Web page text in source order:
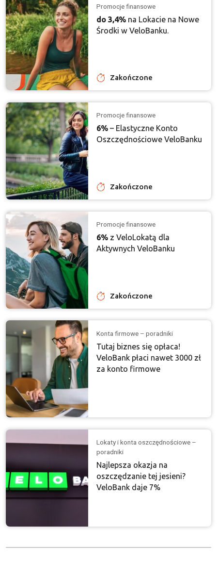
Promocje finansowe
do 3,4% na Lokacie na Nowe
Środki w VeloBanku.
Zakończone
Promocje finansowe
6% – Elastyczne Konto
Oszczędnościowe VeloBanku
Zakończone
Promocje finansowe
6% z VeloLokatą dla
Aktywnych VeloBanku
Zakończone
Konta firmowe – poradniki
Tutaj biznes się opłaca!
VeloBank płaci nawet 3000 zł
za konto firmowe
Lokaty i konta oszczędnościowe –
poradniki
Najlepsza okazja na
oszczędzanie tej jesieni?
VeloBank daje 7%